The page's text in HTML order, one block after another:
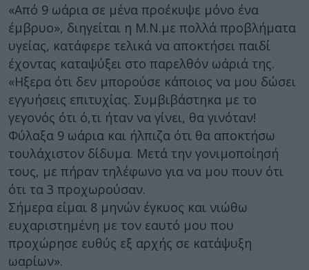
«Από 9 ωάρια σε μένα προέκυψε μόνο ένα
έμβρυο», διηγείται η Μ.Ν.με πολλά προβλήματα
υγείας, κατάφερε τελικά να αποκτήσει παιδί
έχοντας καταψύξει στο παρελθόν ωάριά της.
«Ηξερα ότι δεν μπορούσε κάποιος να μου δώσει
εγγυήσεις επιτυχίας. Συμβιβάστηκα με το
γεγονός ότι ό,τι ήταν να γίνει, θα γινόταν!
Φύλαξα 9 ωάρια και ήλπιζα ότι θα αποκτήσω
τουλάχιστον δίδυμα. Μετά την γονιμοποίησή
τους, με πήραν τηλέφωνο για να μου πουν ότι
ότι τα 3 προχωρούσαν.
Σήμερα είμαι 8 μηνών έγκυος και νιώθω
ευχαριστημένη με τον εαυτό μου που
προχώρησε ευθύς εξ αρχής σε κατάψυξη
ωαρίων».